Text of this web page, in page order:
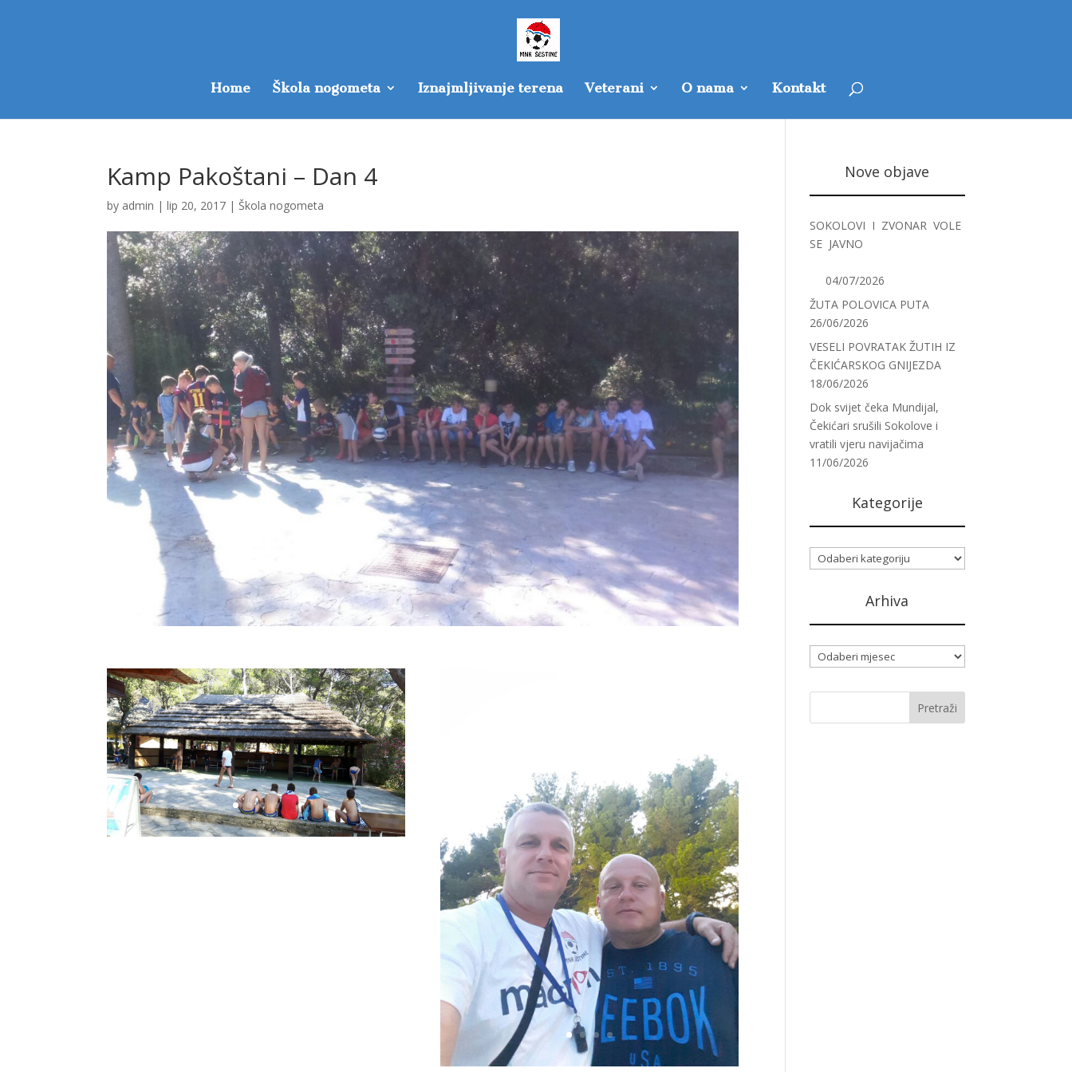
Home Škola nogometa Iznajmljivanje terena Veterani O nama Kontakt
Kamp Pakoštani – Dan 4
by admin |lip 20, 2017 |Škola nogometa
Nove objave
SOKOLOVI I ZVONAR VOLE
SE JAVNO
04/07/2026
ŽUTA POLOVICA PUTA
26/06/2026
VESELI POVRATAK ŽUTIH IZ
ČEKIĆARSKOG GNIJEZDA
18/06/2026
Dok svijet čeka Mundijal,
Čekićari srušili Sokolove i
vratili vjeru navijačima
11/06/2026
Kategorije
Kategorije
Arhiva
Arhiva